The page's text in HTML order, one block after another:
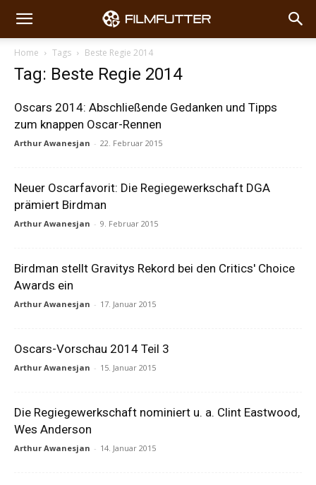
Home Tags Beste Regie 2014
Tag: Beste Regie 2014
Oscars 2014: Abschließende Gedanken und Tipps
zum knappen Oscar-Rennen
Arthur Awanesjan - 22. Februar 2015
Neuer Oscarfavorit: Die Regiegewerkschaft DGA
prämiert Birdman
Arthur Awanesjan - 9. Februar 2015
Birdman stellt Gravitys Rekord bei den Critics' Choice
Awards ein
Arthur Awanesjan - 17. Januar 2015
Oscars-Vorschau 2014 Teil 3
Arthur Awanesjan - 15. Januar 2015
Die Regiegewerkschaft nominiert u. a. Clint Eastwood,
Wes Anderson
Arthur Awanesjan - 14. Januar 2015